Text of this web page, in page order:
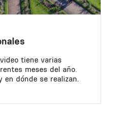
tiene varias
meses del año.
en dónde se realizan.